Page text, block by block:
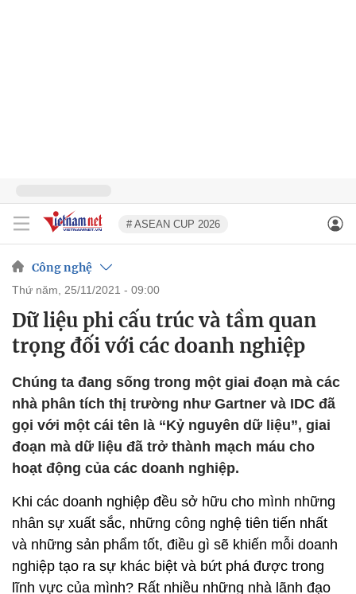
# ASEAN CUP 2026
Công nghệ
thứ năm, 25/11/2021 - 09:00
Dữ liệu phi cấu trúc và tầm quan
trọng đối với các doanh nghiệp
Chúng ta đang sống trong một giai đoạn mà các
nhà phân tích thị trường như Gartner và IDC đã
gọi với một cái tên là “Kỷ nguyên dữ liệu”, giai
đoạn mà dữ liệu đã trở thành mạch máu cho
hoạt động của các doanh nghiệp.
Khi các doanh nghiệp đều sở hữu cho mình những
nhân sự xuất sắc, những công nghệ tiên tiến nhất
và những sản phẩm tốt, điều gì sẽ khiến mỗi doanh
nghiệp tạo ra sự khác biệt và bứt phá được trong
lĩnh vực của mình? Rất nhiều những nhà lãnh đạo